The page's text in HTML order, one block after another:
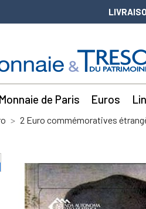
Monnaie de Paris Euros
2 Euro commémoratives